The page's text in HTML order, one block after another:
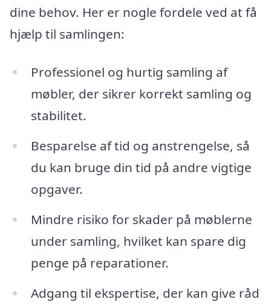
dine behov. Her er nogle fordele ved at få
hjælp til samlingen:
Professionel og hurtig samling af
møbler, der sikrer korrekt samling og
stabilitet.
Besparelse af tid og anstrengelse, så
du kan bruge din tid på andre vigtige
opgaver.
Mindre risiko for skader på møblerne
under samling, hvilket kan spare dig
penge på reparationer.
Adgang til ekspertise, der kan give råd